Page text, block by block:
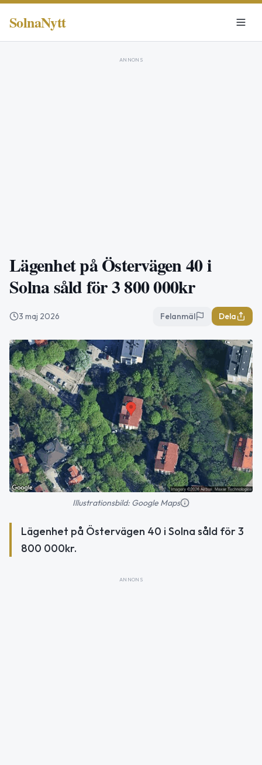
SolnaNytt
ANNONS
Lägenhet på Östervägen 40 i
Solna såld för 3 800 000kr
3 maj 2026 Felanmäl Dela
Illustrationsbild: Google Maps
Lägenhet på Östervägen 40 i Solna såld för 3
800 000kr.
ANNONS